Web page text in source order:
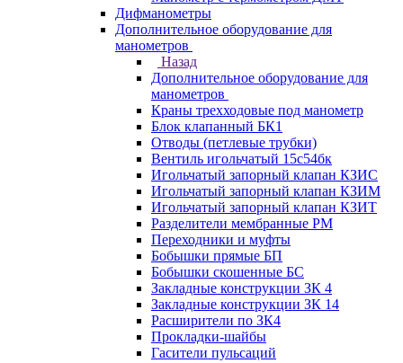
Дифманометры
Дополнительное оборудование для
манометров
Назад
Дополнительное оборудование для
манометров
Краны трехходовые под манометр
Блок клапанный БК1
Отводы (петлевые трубки)
Вентиль игольчатый 15с54бк
Игольчатый запорный клапан КЗИС
Игольчатый запорный клапан КЗИМ
Игольчатый запорный клапан КЗИТ
Разделители мембранные РМ
Переходники и муфты
Бобышки прямые БП
Бобышки скошенные БС
Закладные конструкции ЗК 4
Закладные конструкции ЗК 14
Расширители по ЗК4
Прокладки-шайбы
Гасители пульсаций